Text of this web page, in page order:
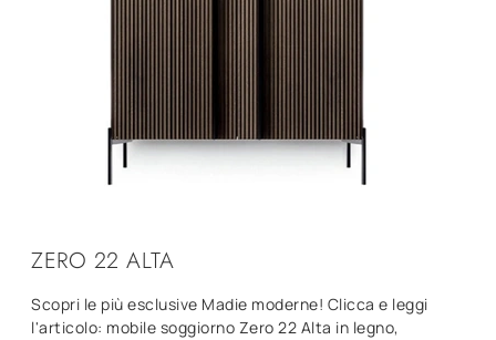
ZERO 22 ALTA
Scopri le più esclusive Madie moderne! Clicca e leggi
l'articolo: mobile soggiorno Zero 22 Alta in legno,